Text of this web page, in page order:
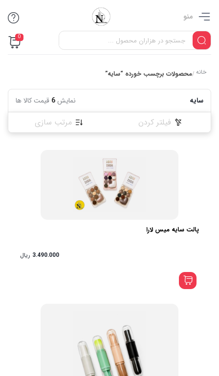
منو
0
خانه /محصولات برچسب خورده “سایه”
سایه نمایش 6 قیمت کالا ها
فیلتر کردن مرتب سازی
پالت سایه میس لارا
3.490.000 ریال